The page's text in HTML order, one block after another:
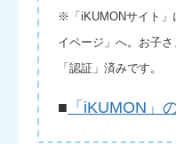
※「iKUMONサイト」
イページ」へ。お子
「認証」済みです。
■ 「iKUMON」